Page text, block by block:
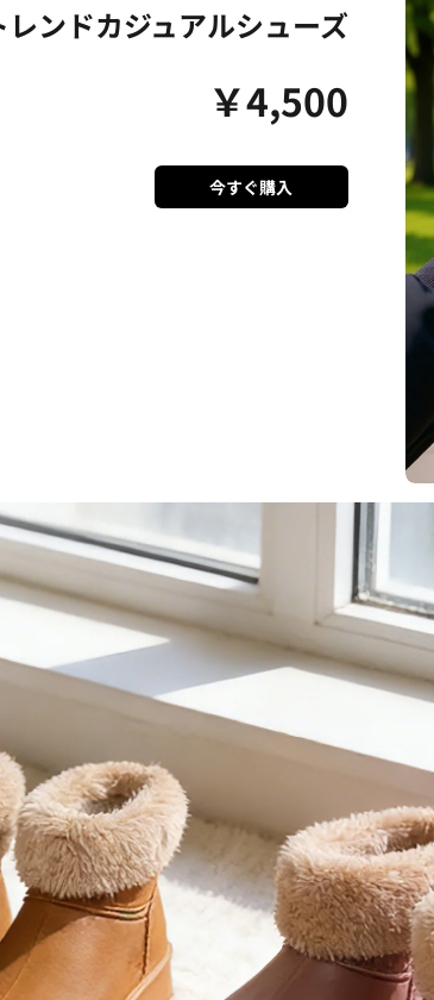
ンドカジュアルシューズ
￥4,500
今すぐ購入